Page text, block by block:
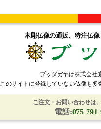
木彫仏像の通販、特注仏
ブッダガヤは株式会社
このサイトに登録していない仏像も
ご注文・お問い合わせは
電話:075-